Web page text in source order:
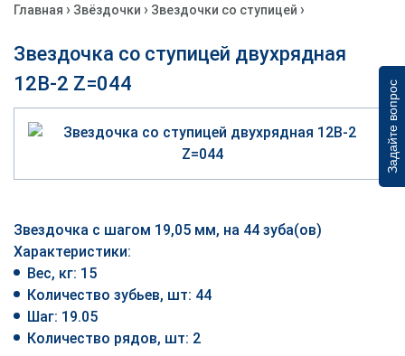
Задайте вопрос
Главная › Звёздочки › Звездочки со ступицей ›
Звездочка со ступицей двухрядная
12B-2 Z=044
Звездочка с шагом 19,05 мм, на 44 зуба(ов)
Характеристики:
Вес, кг: 15
Количество зубьев, шт: 44
Шаг: 19.05
Количество рядов, шт: 2